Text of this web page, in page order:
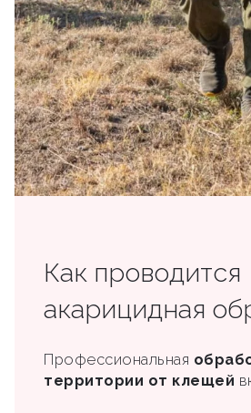
Как проводится
акарицидная
Профессиональная
территории от клещей